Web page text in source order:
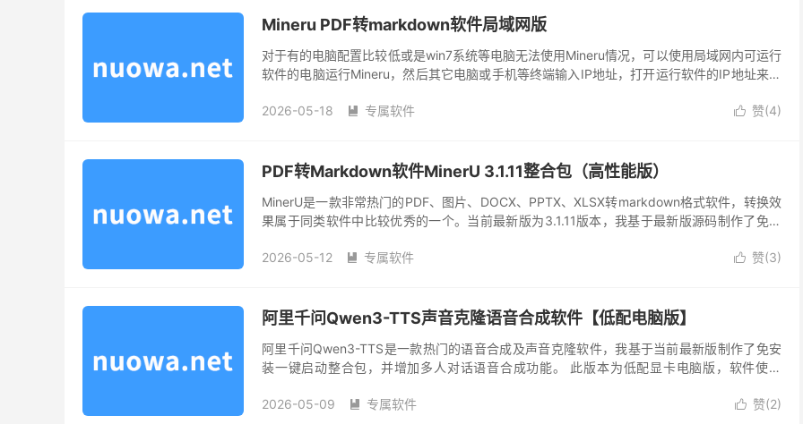
Mineru PDF转markdown软件局域网版
对于有的电脑配置比较低或是win7系统等电脑无法使用Mineru情况，可以使用局域网内可运行
软件的电脑运行Mineru，然后其它电脑或手机等终端输入IP地址，打开运行软件的IP地址来使
 赞(4)
2026-05-18  专属软件
PDF转Markdown软件MinerU 3.1.11整合包（高性能版）
MinerU是一款非常热门的PDF、图片、DOCX、PPTX、XLSX转markdown格式软件，转换效
果属于同类软件中比较优秀的一个。当前最新版为3.1.11版本，我基于最新版源码制作了免安
 赞(3)
2026-05-12  专属软件
阿里千问Qwen3-TTS声音克隆语音合成软件【低配电脑版】
阿里千问Qwen3-TTS是一款热门的语音合成及声音克隆软件，我基于当前最新版制作了免安
装一键启动整合包，并增加多人对话语音合成功能。 此版本为低配显卡电脑版，软件使用
 赞(2)
2026-05-09  专属软件